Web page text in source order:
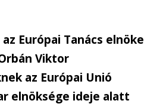
Európai Tanács elnöke
Viktor
az Európai Unió
elnöksége ideje alatt